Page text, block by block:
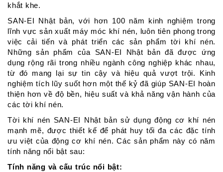
khắt khe.
SAN-EI Nhật bản, với hơn 100 năm kinh nghiệm trong
lĩnh vực sản xuất máy móc khí nén, luôn tiên phong trong
việc cải tiến và phát triển các sản phẩm tời khí nén.
Những sản phẩm của SAN-EI Nhật bảnđã được ứng
dụng rộng rãi trong nhiều ngành công nghiệp khác nhau,
từ đó mang lại sự tin cậy và hiệu quả vượt trội. Kinh
nghiệm tích lũy suốt hơn một thế kỷ đã giúp SAN-EI hoàn
thiện hơn về độ bền, hiệu suất và khả năng vận hành của
các tời khí nén.
Tời khí nén SAN-EI Nhật bảnsử dụng động cơ khí nén
mạnh mẽ, được thiết kế để phát huy tối đa các đặc tính
ưu việt của động cơ khí nén. Các sản phẩm này có năm
tính năng nổi bật sau:
Tính năng và cấu trúc nổi bật: